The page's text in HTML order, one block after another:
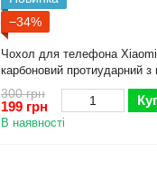
−34%
Чохол для телефона
карбоновий протиударний
чорний
300 грн
199 грн
В наявності